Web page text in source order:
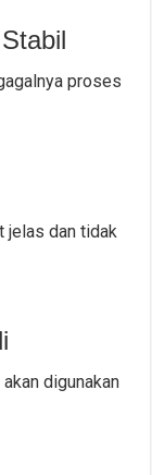
proses
jelas dan tidak
digunakan